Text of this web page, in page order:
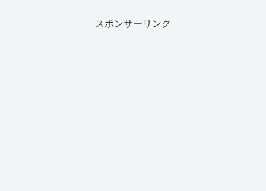
スポンサーリンク